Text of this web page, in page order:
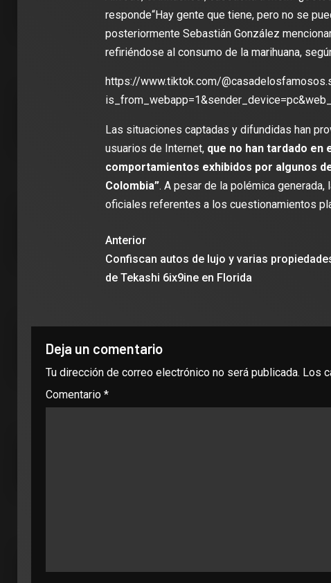
responde“Hay gente que tiene, pero no se
posteriormente Sebastián González
refiriéndose al consumo de la marihuana,
https://www.tiktok.com/
Las situaciones captadas y difundidas han
usuarios de Internet, que no han tardado
comportamientos exhibidos por algunos
Colombia”. A pesar de la polémica
oficiales referentes a los cuestionamientos
Anterior
Confiscan autos de lujo y varias
de Tekashi 6ix9ine en Florida
Deja un comentario
Tu dirección de correo electrónico no será publicada. Los
Comentario *
DEPORTES
León:
con la